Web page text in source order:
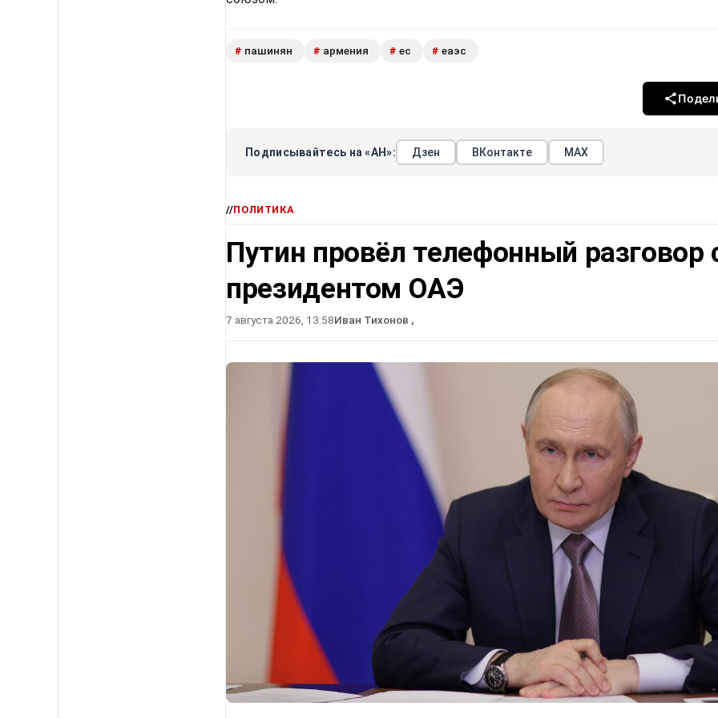
# пашинян # армения # ес # еаэс
Подписывайтесь на «АН»: Дзен ВКонтакте МАХ
//ПОЛИТИКА
Путин провёл телефонный разговор
президентом ОАЭ
7 августа 2026, 13:58Иван Тихонов ,